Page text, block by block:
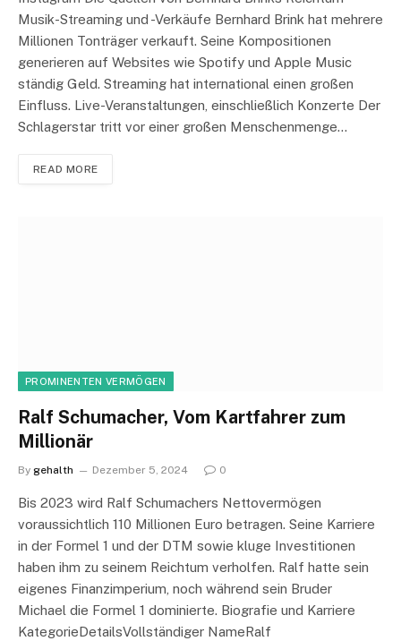
Musik-Streaming und -Verkäufe Bernhard Brink hat mehrere
Millionen Tonträger verkauft. Seine Kompositionen
generieren auf Websites wie Spotify und Apple Music
ständig Geld. Streaming hat international einen großen
Einfluss. Live-Veranstaltungen, einschließlich Konzerte Der
Schlagerstar tritt vor einer großen Menschenmenge…
READ MORE
PROMINENTEN VERMÖGEN
Ralf Schumacher, Vom Kartfahrer zum
Millionär
By gehalth Dezember 5, 2024 0
Bis 2023 wird Ralf Schumachers Nettovermögen
voraussichtlich 110 Millionen Euro betragen. Seine Karriere
in der Formel 1 und der DTM sowie kluge Investitionen
haben ihm zu seinem Reichtum verholfen. Ralf hatte sein
eigenes Finanzimperium, noch während sein Bruder
Michael die Formel 1 dominierte. Biografie und Karriere
KategorieDetailsVollständiger NameRalf